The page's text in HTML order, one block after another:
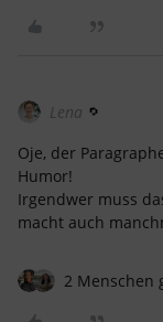
Lena
Oje, der
Humor!
Irgendwer muss
macht auch
2 Menschen